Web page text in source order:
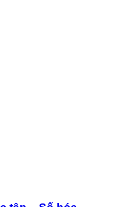
chương trình, nâng cao